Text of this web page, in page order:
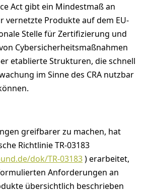
Act gibt ein Mindestmaß an
vernetzte Produkte auf dem EU-
Stelle für Zertifizierung und
Cybersicherheitsmaßnahmen
etablierte Strukturen, die schnell
im Sinne des CRA nutzbar
greifbarer zu machen, hat
Richtlinie TR-03183
dok/TR-03183) erarbeitet,
Anforderungen an
übersichtlich beschrieben